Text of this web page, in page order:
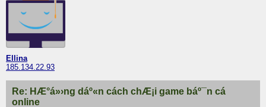
Ellina
185.134.22.93
Re: HÆ°á»›ng dáº«n cách chÆ¡i game báº¯n cá
online